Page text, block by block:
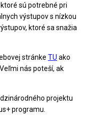
sú potrebné pri
výstupov s nízkou
ktoré sa snažia
stránke TU ako
nás poteší, ak
projektu
programu.